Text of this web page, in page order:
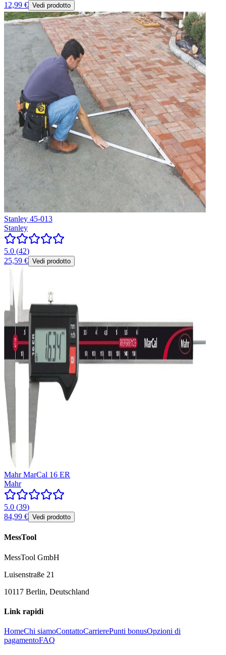
12,99 € Vedi prodotto
Stanley 45-013
Stanley
5.0 (42)
25,59 € Vedi prodotto
Mahr MarCal 16 ER
Mahr
5.0 (39)
84,99 € Vedi prodotto
MessTool
MessTool GmbH
Luisenstraße 21
10117 Berlin, Deutschland
Link rapidi
HomeChi siamoContattoCarrierePunti bonusOpzioni di
pagamentoFAQ